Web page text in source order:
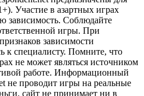
Участие в азартных играх
зависимость. Соблюдайте
игры. При
зависимости
к специалисту. Помните, что
не может являться источником
работе. Информационный
не проводит игры на реальные
сайт не принимает ни в